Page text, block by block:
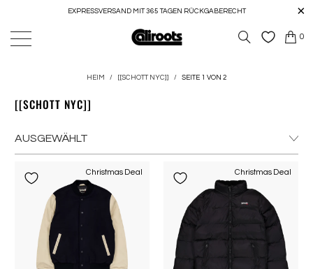
EXPRESSVERSAND MIT 365 TAGEN RÜCKGABERECHT
0
HEIM / [[SCHOTT NYC]] / SEITE 1 VON 2
[[SCHOTT NYC]]
Christmas Deal Christmas Deal